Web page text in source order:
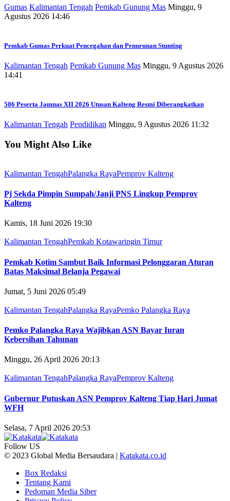
Gumas Kalimantan Tengah Pemkab Gunung Mas Minggu, 9
Agustus 2026 14:46
Pemkab Gumas Perkuat Pencegahan dan Penurunan Stunting
Kalimantan Tengah Pemkab Gunung Mas Minggu, 9 Agustus 2026
14:41
506 Peserta Jamnas XII 2026 Utusan Kalteng Resmi Diberangkatkan
Kalimantan Tengah Pendidikan Minggu, 9 Agustus 2026 11:32
You Might Also Like
Kalimantan TengahPalangka RayaPemprov Kalteng
Pj Sekda Pimpin Sumpah/Janji PNS Lingkup Pemprov
Kalteng
Kamis, 18 Juni 2026 19:30
Kalimantan TengahPemkab Kotawaringin Timur
Pemkab Kotim Sambut Baik Informasi Pelonggaran Aturan
Batas Maksimal Belanja Pegawai
Jumat, 5 Juni 2026 05:49
Kalimantan TengahPalangka RayaPemko Palangka Raya
Pemko Palangka Raya Wajibkan ASN Bayar Iuran
Kebersihan Tahunan
Minggu, 26 April 2026 20:13
Kalimantan TengahPalangka RayaPemprov Kalteng
Gubernur Putuskan ASN Pemprov Kalteng Tiap Hari Jumat
WFH
Selasa, 7 April 2026 20:53
Follow US
© 2023 Global Media Bersaudara | Katakata.co.id
Box Redaksi
Tentang Kami
Pedoman Media Siber